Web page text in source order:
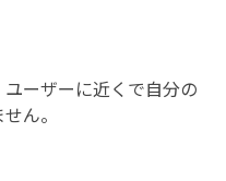
ーザーに近くで自分の
ん。